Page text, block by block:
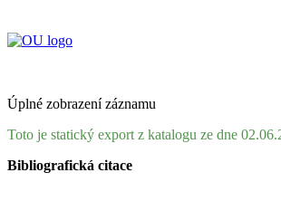
Úplné zobrazení záznamu
Toto je statický export z katalogu ze dne
Bibliografická citace